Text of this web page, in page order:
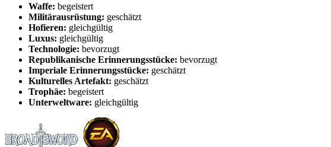
Waffe: begeistert
Militärausrüstung: geschätzt
Hofieren: gleichgültig
Luxus: gleichgültig
Technologie: bevorzugt
Republikanische Erinnerungsstücke: bevorzugt
Imperiale Erinnerungsstücke: geschätzt
Kulturelles Artefakt: geschätzt
Trophäe: begeistert
Unterweltware: gleichgültig